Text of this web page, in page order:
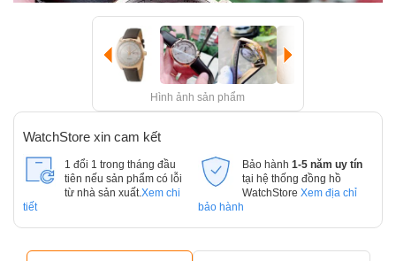
Hình ảnh sản phẩm
WatchStore xin cam kết
1 đổi 1 trong tháng đầu
tiên nếu sản phẩm có lỗi
từ nhà sản xuất. Xem chi
tiết
Bảo hành 1-5 năm uy tín
tại hệ thống đồng hồ
WatchStore Xem địa chỉ
bảo hành